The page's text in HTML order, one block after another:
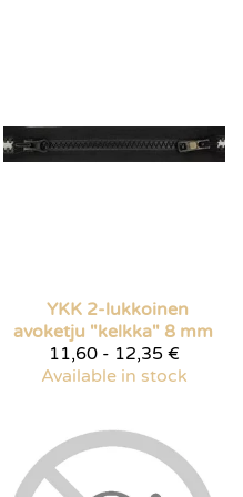
YKK 2-lukkoinen
avoketju "kelkka" 8 mm
11,60 - 12,35 €
Available in stock